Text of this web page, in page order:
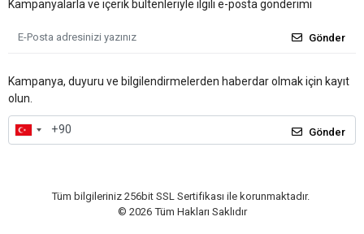
Kampanyalarla ve içerik bültenleriyle ilgili e-posta gönderimi
Gönder
Kampanya, duyuru ve bilgilendirmelerden haberdar olmak için kayıt
olun.
Gönder
Tüm bilgileriniz 256bit SSL Sertifikası ile korunmaktadır.
© 2026 Tüm Hakları Saklıdır